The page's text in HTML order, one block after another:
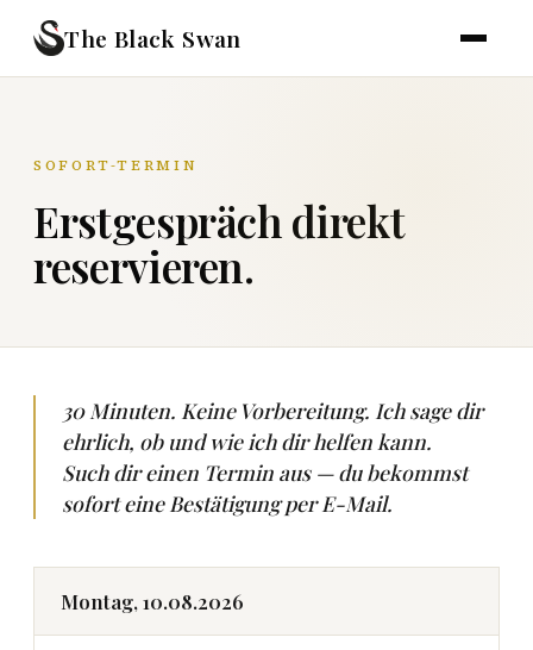
The Black Swan
SOFORT-TERMIN
Erstgespräch direkt
reservieren.
30 Minuten. Keine Vorbereitung. Ich sage dir
ehrlich, ob und wie ich dir helfen kann.
Such dir einen Termin aus — du bekommst
sofort eine Bestätigung per E-Mail.
Montag, 10.08.2026